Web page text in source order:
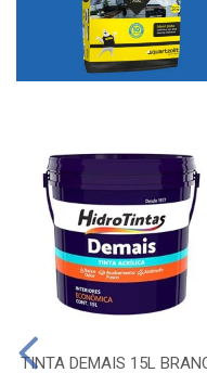
TINTA DEMAIS 15L